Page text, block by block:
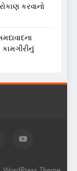
કરવાનો